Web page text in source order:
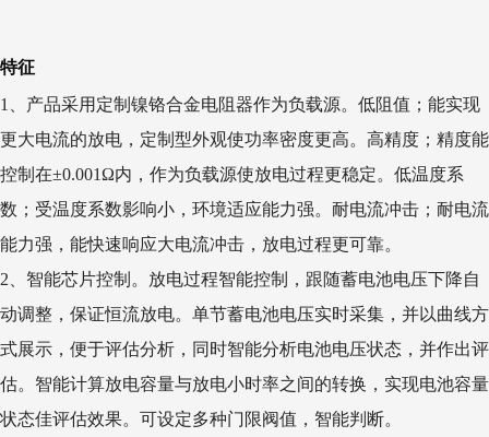
特征
1、产品采用定制镍铬合金电阻器作为负载源。低阻值；能实现
更大电流的放电，定制型外观使功率密度更高。高精度；精度能
控制在±0.001Ω内，作为负载源使放电过程更稳定。低温度系
数；受温度系数影响小，环境适应能力强。耐电流冲击；耐电流
能力强，能快速响应大电流冲击，放电过程更可靠。
2、智能芯片控制。放电过程智能控制，跟随蓄电池电压下降自
动调整，保证恒流放电。单节蓄电池电压实时采集，并以曲线方
式展示，便于评估分析，同时智能分析电池电压状态，并作出评
估。智能计算放电容量与放电小时率之间的转换，实现电池容量
状态佳评估效果。可设定多种门限阀值，智能判断。